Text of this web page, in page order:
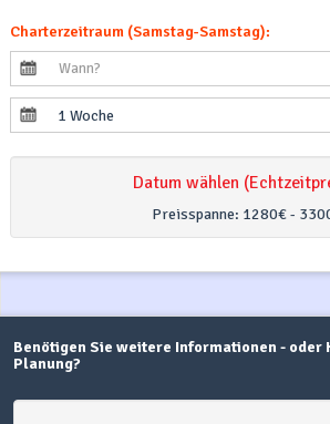
Charterzeitraum (Samstag-Samstag):
1 Woche
Datum wählen
Preisspanne: 1280€ -
Benötigen Sie weitere Informationen - oder
Planung?